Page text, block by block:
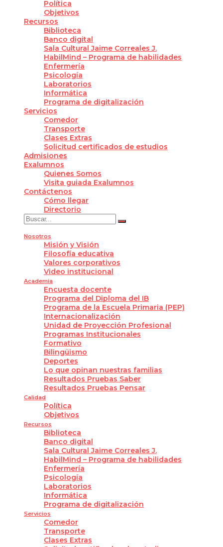
Política
Objetivos
Recursos
Biblioteca
Banco digital
Sala Cultural Jaime Correales J.
HabilMind – Programa de habilidades
Enfermería
Psicología
Laboratorios
Informática
Programa de digitalización
Servicios
Comedor
Transporte
Clases Extras
Solicitud certificados de estudios
Admisiones
Exalumnos
Quienes Somos
Visita guiada Exalumnos
Contáctenos
Cómo llegar
Directorio
Nosotros
Misión y Visión
Filosofía educativa
Valores corporativos
Video institucional
Academia
Encuesta docente
Programa del Diploma del IB
Programa de la Escuela Primaria (PEP)
Internacionalización
Unidad de Proyección Profesional
Programas Institucionales
Formativo
Bilingüismo
Deportes
Lo que opinan nuestras familias
Resultados Pruebas Saber
Resultados Pruebas Pensar
Calidad
Política
Objetivos
Recursos
Biblioteca
Banco digital
Sala Cultural Jaime Correales J.
HabilMind – Programa de habilidades
Enfermería
Psicología
Laboratorios
Informática
Programa de digitalización
Servicios
Comedor
Transporte
Clases Extras